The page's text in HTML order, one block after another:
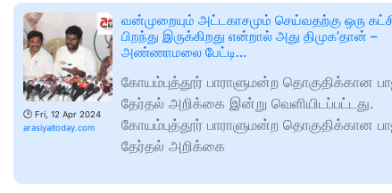
🕑 Fri, 12 Apr 2024
arasiyaltoday.com
வன்முறையும் அட்டகாசமும் செய்வதற்கு ஒரு
பிறந்து இருக்கிறது என்றால் அது திமுக’தான் –
அண்ணாமலை பேட்டி…
கோயம்புத்தூர் பாராளுமன்ற தொகுதிக்கான
தேர்தல் அறிக்கை இன்று வெளியிடப்பட்டது.
கோயம்புத்தூர் பாராளுமன்ற தொகுதிக்கான
தேர்தல் அறிக்கை